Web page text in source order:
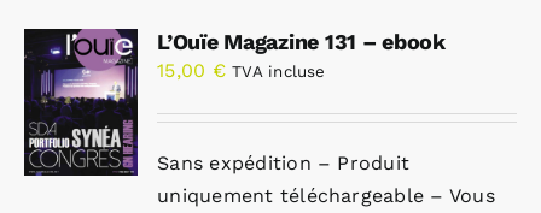
L’Ouïe Magazine 131 – ebook
15,00 € TVA incluse
Sans expédition – Produit
uniquement téléchargeable – Vous